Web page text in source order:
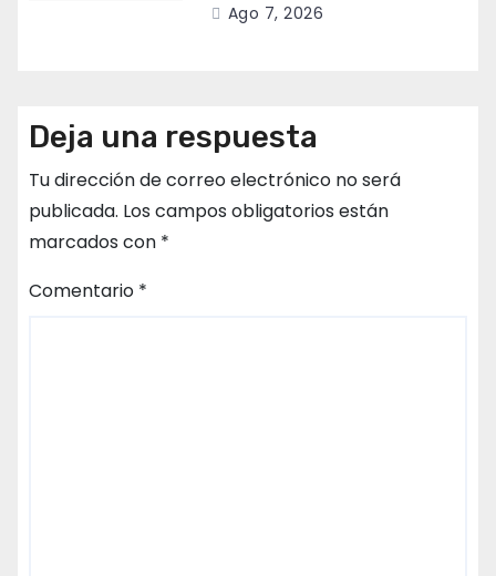
Ago 7, 2026
Deja una respuesta
Tu dirección de correo electrónico no será
publicada. Los campos obligatorios están
marcados con *
Comentario *